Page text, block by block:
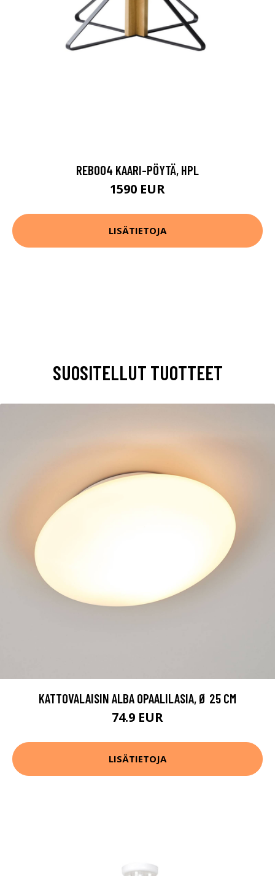
REB004 KAARI-PÖYTÄ, HPL
1590 EUR
LISÄTIETOJA
SUOSITELLUT TUOTTEET
KATTOVALAISIN ALBA OPAALILASIA, Ø 25 CM
74.9 EUR
LISÄTIETOJA